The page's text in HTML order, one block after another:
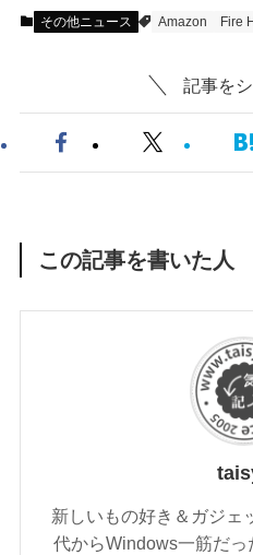
その他ニュース Amazon Fire
記事をシ
この記事を書いた人
新しいもの好き＆ガジェ
代からWindows一筋だ